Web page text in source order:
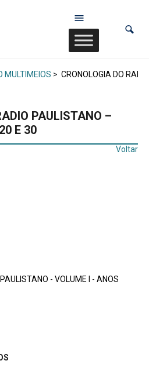
ferramentas
MULTIMEIOS > CRONOLOGIA DO
PAULISTANO –
E 30
Voltar
- VOLUME I - ANOS